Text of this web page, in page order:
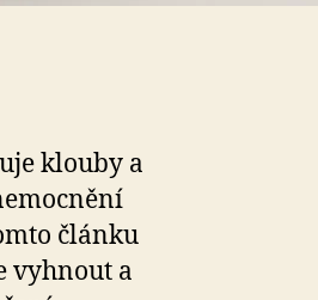
klouby a
článku
vyhnout a